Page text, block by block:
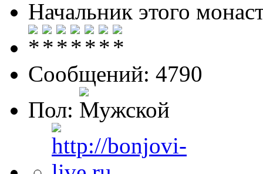
Начальник этого
Сообщений: 4790
Пол: